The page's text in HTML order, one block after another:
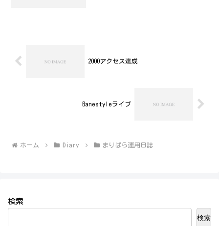
2000アクセス達成
Banestyleライブ
ホーム Diary まりぱら運用日誌
検索
検索